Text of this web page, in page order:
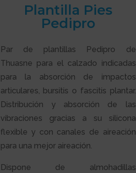
Plantilla Pies
Pedipro
Par de plantillas Pedipro de
Thuasne para el calzado indicadas
para la absorción de impactos
articulares, bursitis o fascitis plantar.
Distribución y absorción de las
vibraciones gracias a su silicona
flexible y con canales de aireación
para una mejor aireación.
Dispone de almohadillas